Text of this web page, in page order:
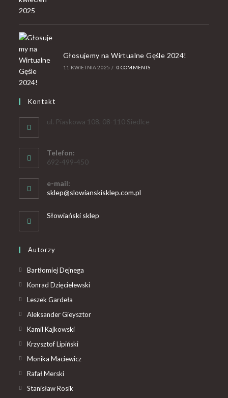
Głosujemy na Wirtualne Gęśle 2024!
11 KWIETNIA 2025 / 0 COMMENTS
Kontakt
ul. Piaskowa 108, 08-110 Siedlce
Telefon:
692-499-450
e-mail:
sklep@slowianskisklep.com.pl
Słowiański sklep
Autorzy
Bartłomiej Dejnega
Konrad Dzięcielewski
Leszek Gardeła
Aleksander Gieysztor
Kamil Kajkowski
Krzysztof Lipiński
Monika Maciewicz
Rafał Merski
Stanisław Rosik